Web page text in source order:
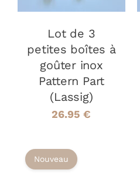
Lot de 3
petites boîtes à
goûter inox
Pattern Part
(Lassig)
26.95€
Nouveau